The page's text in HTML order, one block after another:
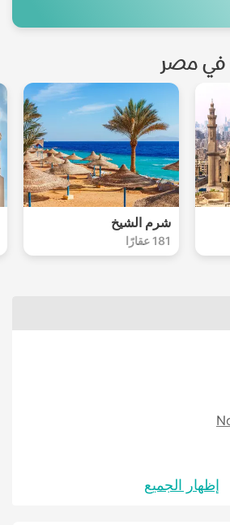
في مصر
شرم الشيخ
181 عقارًا
إظهار الجميع